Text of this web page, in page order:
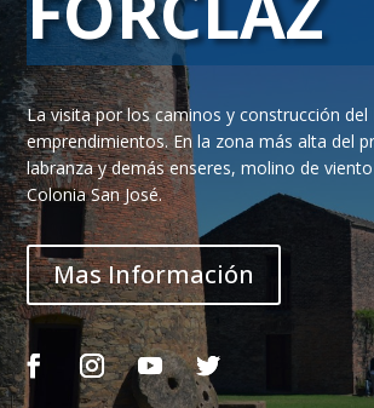
La visita por los caminos y construcción
emprendimientos.En la zona más alta del
labranza y demás enseres, molino de
Colonia San José.
Mas Información